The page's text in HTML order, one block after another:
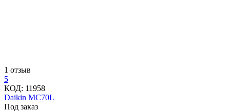
1 отзыв
5
КОД: 11958
Daikin MC70L
Под заказ